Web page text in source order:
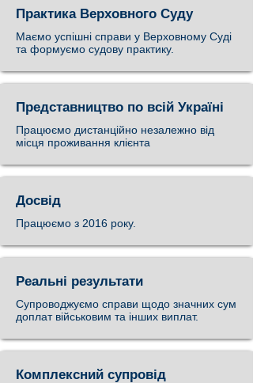
Практика Верховного Суду
Маємо успішні справи у Верховному Суді
та формуємо судову практику.
Представництво по всій Україні
Працюємо дистанційно незалежно від
місця проживання клієнта
Досвід
Працюємо з 2016 року.
Реальні результати
Супроводжуємо справи щодо значних сум
доплат військовим та інших виплат.
Комплексний супровід